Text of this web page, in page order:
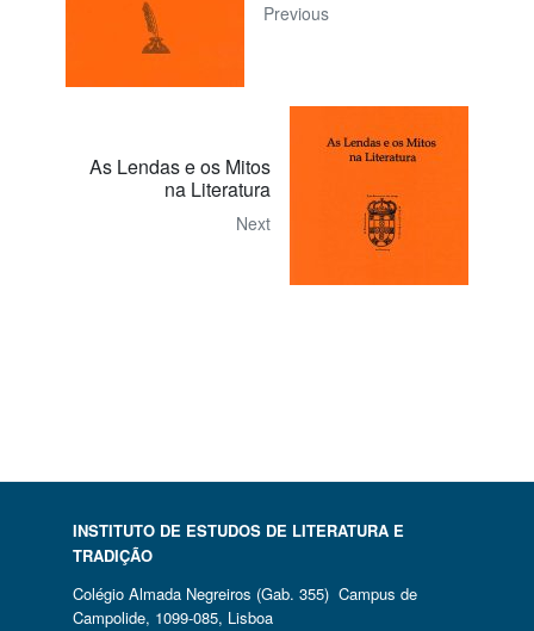
Previous
As Lendas e os Mitos
na Literatura
Next
INSTITUTO DE ESTUDOS DE LITERATURA E
TRADIÇÃO
Colégio Almada Negreiros (Gab. 355) Campus de
Campolide, 1099-085, Lisboa